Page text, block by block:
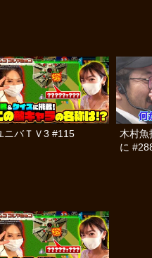
ニバＴＶ3 #115
木村魚
に